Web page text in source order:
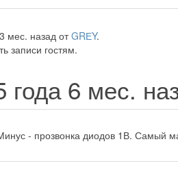
мес. назад отGRЕY.
записи гостям.
года 6 мес.
- прозвонка диодов 1В. Самый